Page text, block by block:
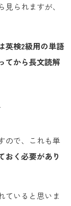
られますが、
英検2級用の単語
てから長文読解
ので、これも単
おく必要があり
ていると思いま